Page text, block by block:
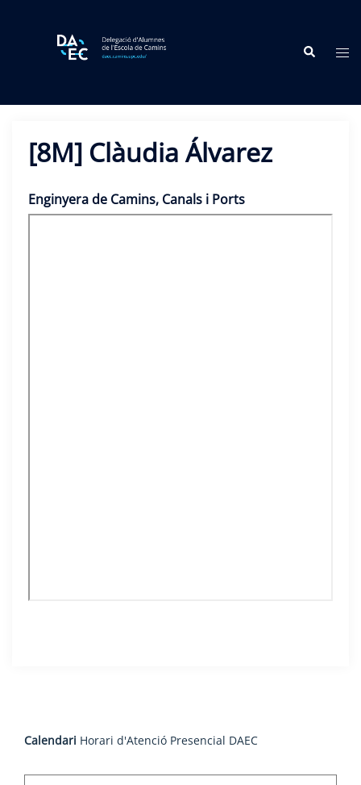
Search
[8M] Clàudia Álvarez
Enginyera de Camins, Canals i Ports
Calendari Horari d'Atenció Presencial DAEC